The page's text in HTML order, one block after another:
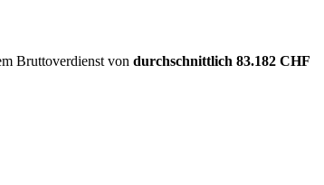
Bruttoverdienst von durchschnittlich 83.182 CHF